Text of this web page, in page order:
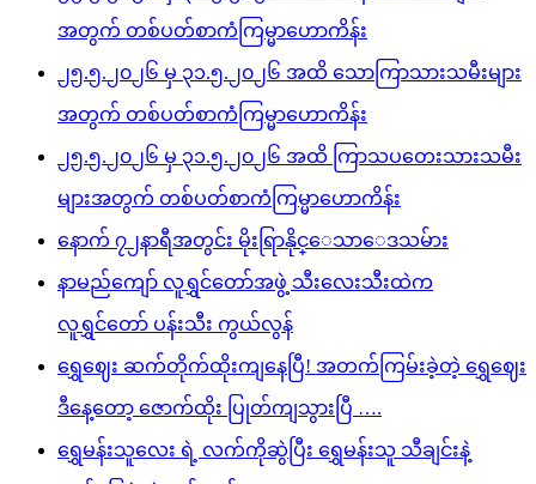
အတွက် တစ်ပတ်စာကံကြမ္မာဟောကိန်း
၂၅.၅.၂၀၂၆ မှ ၃၁.၅.၂၀၂၆ အထိ သောကြာသားသမီးများ
အတွက် တစ်ပတ်စာကံကြမ္မာဟောကိန်း
၂၅.၅.၂၀၂၆ မှ ၃၁.၅.၂၀၂၆ အထိ ကြာသပတေးသားသမီး
များအတွက် တစ်ပတ်စာကံကြမ္မာဟောကိန်း
နောက် ၇၂နာရီအတွင်း မိုးရြာနိုင္ေသာေဒသမ်ား
နာမည်ကျော် လူရွှင်တော်အဖွဲ့ သီးလေးသီးထဲက
လူရွှင်တော် ပန်းသီး ကွယ်လွန်
ရွှေဈေး ဆက်တိုက်ထိုးကျနေပြီ! အတက်ကြမ်းခဲ့တဲ့ ရွှေဈေး
ဒီနေ့တော့ ဇောက်ထိုး ပြုတ်ကျသွားပြီ ….
ရွှေမန်းသူလေး ရဲ့ လက်ကိုဆွဲပြီး ရွှေမန်းသူ သီချင်းနဲ့